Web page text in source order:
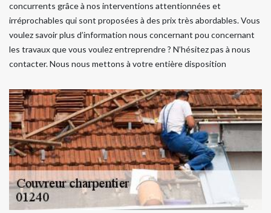
concurrents grâce à nos interventions attentionnées et
irréprochables qui sont proposées à des prix très abordables. Vous
voulez savoir plus d’information nous concernant pou concernant
les travaux que vous voulez entreprendre ? N’hésitez pas à nous
contacter. Nous nous mettons à votre entière disposition